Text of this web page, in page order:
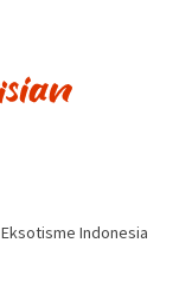
Indonesia